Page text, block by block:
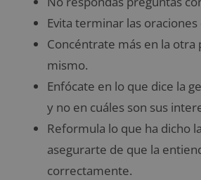
Evita terminar las
Concéntrate más en la otra
mismo.
Enfócate en lo que dice la
y no en cuáles son sus
Reformula lo que ha dicho
asegurarte de que la
correctamente.